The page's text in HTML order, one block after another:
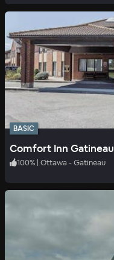
BASIC
Comfort Inn Gatineau
100% | Ottawa - Gatineau